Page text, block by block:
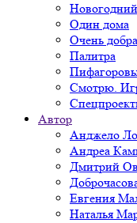
Один дома
Очень
Палитра
Смотрю.
Автор
Анджело
Андреа
Дмитрий
Евгения
Наталья